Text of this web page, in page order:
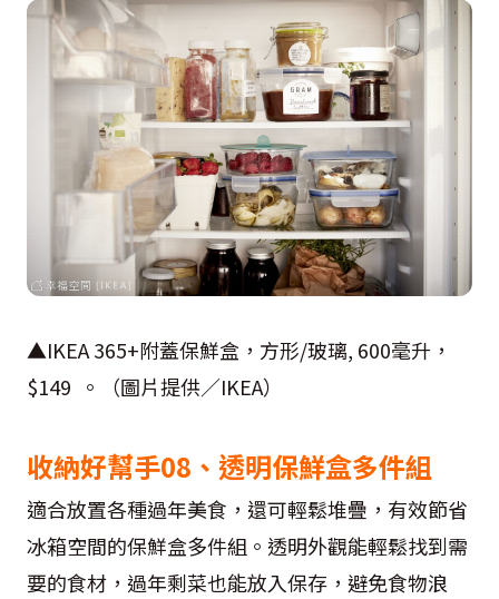
▲IKEA 365+附蓋保鮮盒，方形/玻璃, 600毫升，
$149 。（圖片提供／IKEA）
收納好幫手08、透明保鮮盒多件組
適合放置各種過年美食，還可輕鬆堆疊，有效節省
冰箱空間的保鮮盒多件組。透明外觀能輕鬆找到需
要的食材，過年剩菜也能放入保存，避免食物浪